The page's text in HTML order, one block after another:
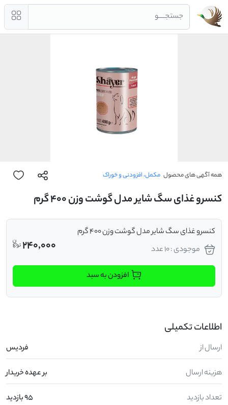
جستجــــو
همه آگهی های محصول مکمل، افزودنی و خوراک
کنسرو غذای سگ شایر مدل گوشت وزن 400 گرم
کنسرو غذای سگ شایر مدل گوشت وزن 400 گرم
موجودی : 10 عدد
240,000
افزودن به سبد
اطلاعات تکمیلی
ارسال از فردیس
هزینه ارسال بر عهده خریدار
تعداد بازدید 95 بازدید